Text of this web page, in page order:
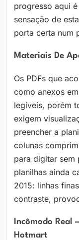
progresso aqui
sensação de
porta certa num
Materiais De
Os PDFs que
como anexos
legíveis, porém
exigem
preencher a
colunas
para digitar sem
planilhas ainda
2015: linhas
contraste,
Incômodo Real
Hotmart